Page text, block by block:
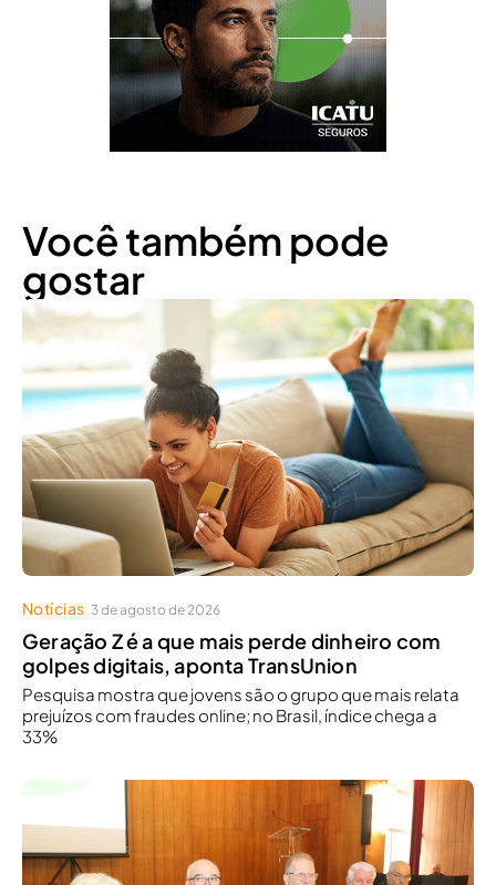
Você também pode
gostar
Notícias 3 de agosto de 2026
Geração Z é a que mais perde dinheiro com
golpes digitais, aponta TransUnion
Pesquisa mostra que jovens são o grupo que mais relata
prejuízos com fraudes online; no Brasil, índice chega a
33%